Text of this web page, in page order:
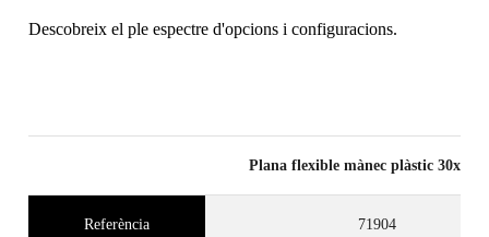
Descobreix el ple espectre d'opcions i configuracions.
Plana flexible mànec plàstic 30x14
Referència 71904